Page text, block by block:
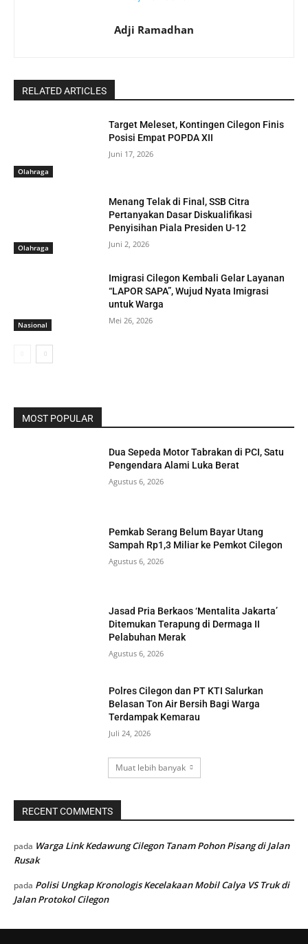
Adji Ramadhan
RELATED ARTICLES
Olahraga
Target Meleset, Kontingen Cilegon Finis
Posisi Empat POPDA XII
Juni 17, 2026
Olahraga
Menang Telak di Final, SSB Citra
Pertanyakan Dasar Diskualifikasi
Penyisihan Piala Presiden U-12
Juni 2, 2026
Nasional
Imigrasi Cilegon Kembali Gelar Layanan
“LAPOR SAPA”, Wujud Nyata Imigrasi
untuk Warga
Mei 26, 2026
MOST POPULAR
Dua Sepeda Motor Tabrakan di PCI, Satu
Pengendara Alami Luka Berat
Agustus 6, 2026
Pemkab Serang Belum Bayar Utang
Sampah Rp1,3 Miliar ke Pemkot Cilegon
Agustus 6, 2026
Jasad Pria Berkaos ‘Mentalita Jakarta’
Ditemukan Terapung di Dermaga II
Pelabuhan Merak
Agustus 6, 2026
Polres Cilegon dan PT KTI Salurkan
Belasan Ton Air Bersih Bagi Warga
Terdampak Kemarau
Juli 24, 2026
Muat lebih banyak
RECENT COMMENTS
pada Warga Link Kedawung Cilegon Tanam Pohon Pisang di Jalan
Rusak
pada Polisi Ungkap Kronologis Kecelakaan Mobil Calya VS Truk di
Jalan Protokol Cilegon